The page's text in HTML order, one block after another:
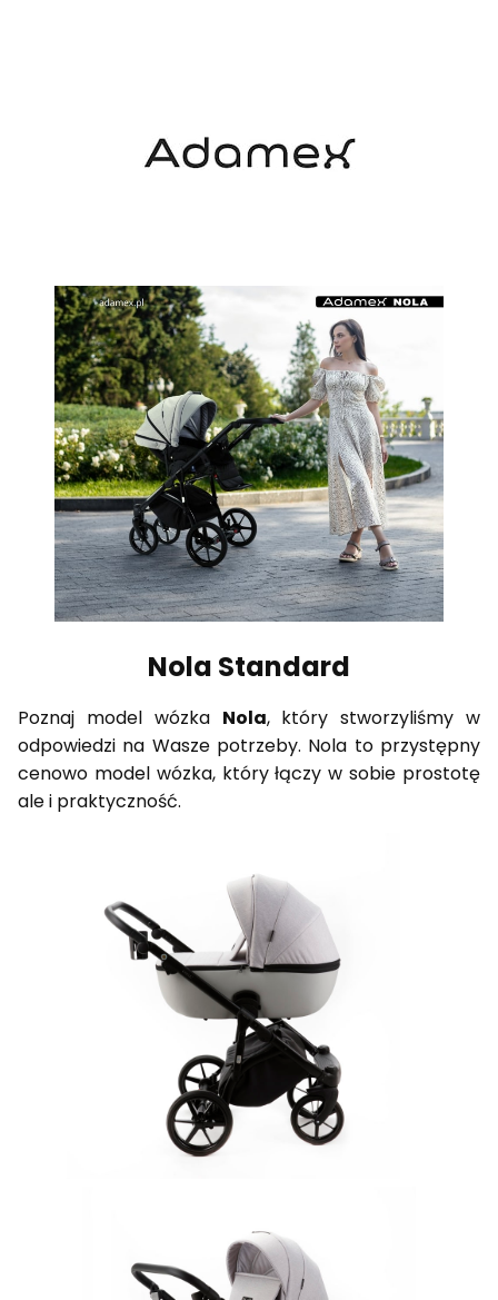
Nola Standard
Poznaj model wózka Nola, który stworzyliśmy w
odpowiedzi na Wasze potrzeby. Nola to przystępny
cenowo model wózka, który łączy w sobie prostotę
ale i praktyczność.